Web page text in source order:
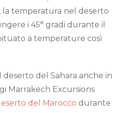
la temperatura nel deserto
i 45° gradi durante il
a temperature così
deserto del Sahara anche in
Marrakech Excursions
del Marocco durante